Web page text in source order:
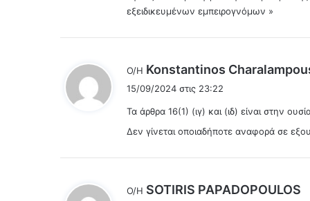
εξειδικευμένων εμπειρογνόμων »
Ο/Η Konstantinos
15/09/2024 στις 23:22
Τα άρθρα 16(1) (ιγ) και (ιδ) είναι στην
Δεν γίνεται οποιαδήποτε αναφορά σε
Ο/Η SOTIRIS PAPADOPOULOS